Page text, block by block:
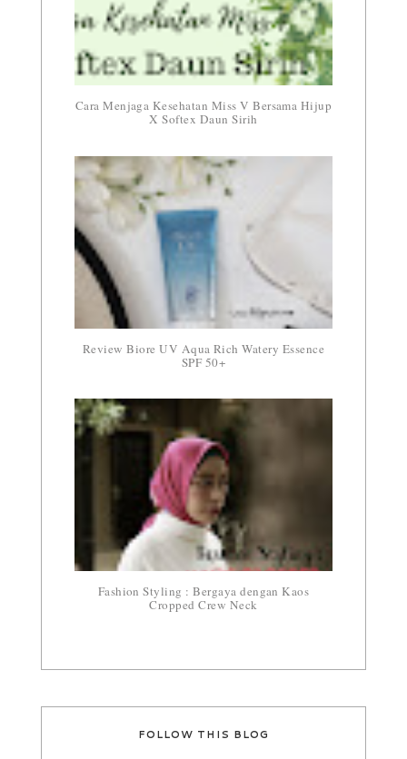
Cara Menjaga Kesehatan Miss V Bersama Hijup
X Softex Daun Sirih
Review Biore UV Aqua Rich Watery Essence
SPF 50+
Fashion Styling : Bergaya dengan Kaos
Cropped Crew Neck
FOLLOW THIS BLOG